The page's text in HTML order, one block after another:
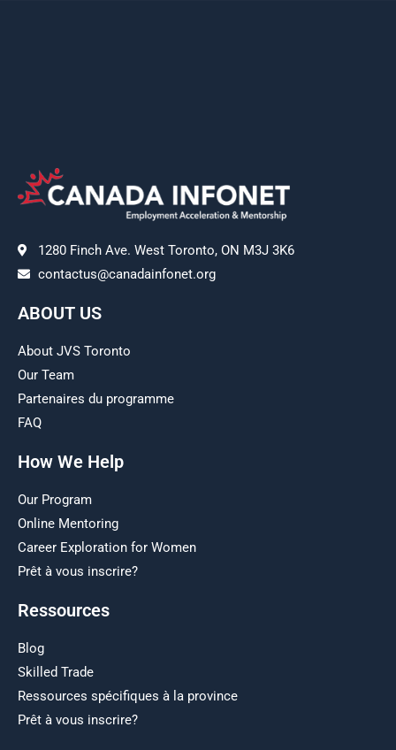
1280 Finch Ave. West Toronto, ON M3J 3K6
contactus@canadainfonet.org
ABOUT US
About JVS Toronto
Our Team
Partenaires du programme
FAQ
How We Help
Our Program
Online Mentoring
Career Exploration for Women
Prêt à vous inscrire?
Ressources
Blog
Skilled Trade
Ressources spécifiques à la province
Prêt à vous inscrire?